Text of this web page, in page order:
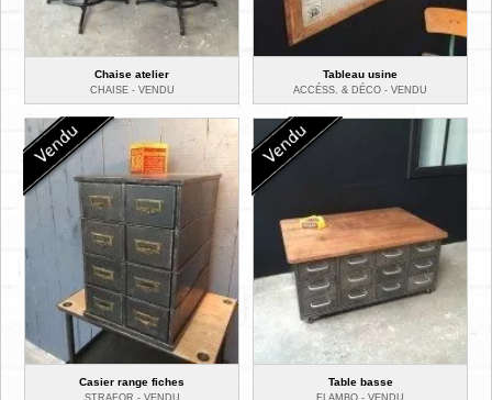
Chaise atelier
CHAISE - VENDU
Tableau usine
ACCÉSS. & DÉCO - VENDU
Casier range fiches Table basse